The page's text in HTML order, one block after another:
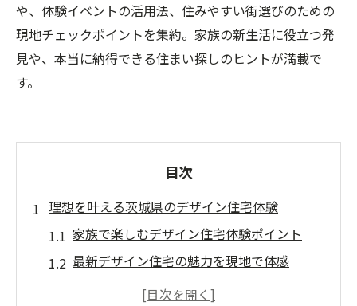
や、体験イベントの活用法、住みやすい街選びのための
現地チェックポイントを集約。家族の新生活に役立つ発
見や、本当に納得できる住まい探しのヒントが満載で
す。
目次
理想を叶える茨城県のデザイン住宅体験
家族で楽しむデザイン住宅体験ポイント
最新デザイン住宅の魅力を現地で体感
予約不要で参加できる展示場見学の流れ